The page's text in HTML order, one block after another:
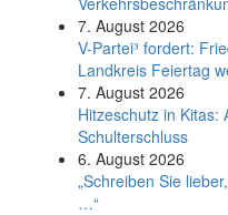
7. August 2026
V-Partei­³ fordert:
Land­kreis Feier­tag
7. August 2026
Hitzeschutz in Kitas:
Schulterschluss
6. August 2026
„Schreiben Sie
…“